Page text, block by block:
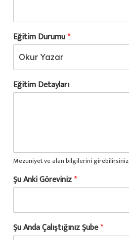
Eğitim Durumu*
Eğitim Detayları
Mezuniyet ve alan bilgilerini girebilirsiniz
Şu Anki Göreviniz*
Şu Anda Çalıştığınız Şube*